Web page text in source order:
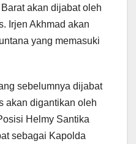
akan dijabat oleh
Irjen Akhmad akan
yang memasuki
sebelumnya dijabat
akan digantikan oleh
Helmy Santika
sebagai Kapolda